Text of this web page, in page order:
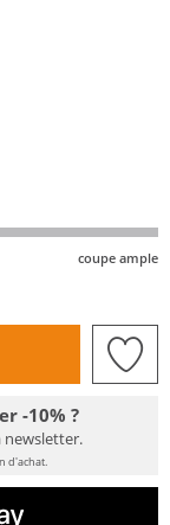
coupe ample
-10% ?
newsletter.
d'achat.